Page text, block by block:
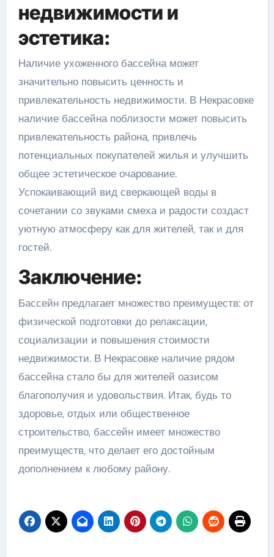
недвижимости и
эстетика:
Наличие ухоженного бассейна может
значительно повысить ценность и
привлекательность недвижимости. В Некрасовке
наличие бассейна поблизости может повысить
привлекательность района, привлечь
потенциальных покупателей жилья и улучшить
общее эстетическое очарование.
Успокаивающий вид сверкающей воды в
сочетании со звуками смеха и радости создаст
уютную атмосферу как для жителей, так и для
гостей.
Заключение:
Бассейн предлагает множество преимуществ: от
физической подготовки до релаксации,
социализации и повышения стоимости
недвижимости. В Некрасовке наличие рядом
бассейна стало бы для жителей оазисом
благополучия и удовольствия. Итак, будь то
здоровье, отдых или общественное
строительство, бассейн имеет множество
преимуществ, что делает его достойным
дополнением к любому району.